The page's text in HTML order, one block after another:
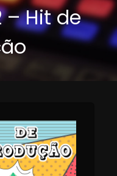
– Hit de